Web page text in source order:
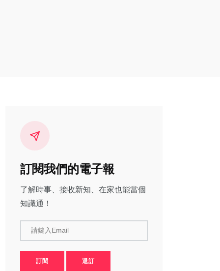
訂閱我們的電子報
了解時事、接收新知、在家也能當個
知識通！
請鍵入Email
訂閱 退訂